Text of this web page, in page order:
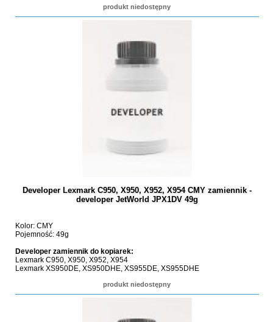
produkt niedostępny
Developer Lexmark C950, X950, X952, X954 CMY zamiennik -
developer JetWorld JPX1DV 49g
Kolor: CMY
Pojemność: 49g
Developer zamiennik do kopiarek:
Lexmark C950, X950, X952, X954
Lexmark XS950DE, XS950DHE, XS955DE, XS955DHE
produkt niedostępny